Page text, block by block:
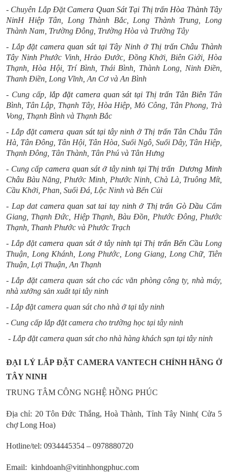
- Chuyên Lắp Đặt Camera Quan Sát Tại Thị trấn Hòa Thành Tây
NinH Hiệp Tân, Long Thành Bắc, Long Thành Trung, Long
Thành Nam, Trường Đông, Trường Hòa và Trường Tây
- Lắp đặt camera quan sát tại Tây Ninh ở Thị trấn Châu Thành
Tây Ninh Phước Vinh, Hrảo Đước, Đồng Khởi, Biên Giới, Hòa
Thạnh, Hòa Hội, Trí Bình, Thái Bình, Thành Long, Ninh Điền,
Thanh Điền, Long Vĩnh, An Cơ và An Bình
- Cung cấp, lắp đặt camera quan sát tại Thị trấn Tân Biên Tân
Bình, Tân Lập, Thạnh Tây, Hòa Hiệp, Mỏ Công, Tân Phong, Trà
Vong, Thạnh Bình và Thạnh Bắc
- Lắp đặtcamera quan sát tại tây ninh ở Thị trấn Tân Châu Tân
Hà, Tân Đông, Tân Hội, Tân Hòa, Suối Ngô, Suối Dây, Tân Hiệp,
Thạnh Đông, Tân Thành, Tân Phú và Tân Hưng
- Cung cấp camera quan sát ở tây ninh tại Thị trấn Dương Minh
Châu Bàu Năng, Phước Minh, Phước Ninh, Chà Là, Truông Mít,
Cầu Khởi, Phan, Suối Đá, Lộc Ninh và Bến Củi
- Lap dat camera quan sat tai tay ninh ở Thị trấn Gò Dầu Cẩm
Giang, Thạnh Đức, Hiệp Thạnh, Bàu Đồn, Phước Đông, Phước
Thạnh, Thanh Phước và Phước Trạch
- Lắp đặtcamera quan sát ở tây ninh tại Thị trấn Bến Cầu Long
Thuận, Long Khánh, Long Phước, Long Giang, Long Chữ, Tiên
Thuận, Lợi Thuận, An Thạnh
- Lắp đặt camera quan sát cho các văn phòng công ty, nhà máy,
nhà xưởng sản xuất tại tây ninh
- Lắp đặt camera quan sát cho nhà ở tại tây ninh
- Cung cấp lắp đặt camera cho trường học tại tây ninh
- Lắp đặt camera quan sát cho nhà hàng khách sạn tại tây ninh
ĐẠI LÝ LẮP ĐẶT CAMERA VANTECH CHÍNH HÃNG Ở
TÂY NINH
TRUNG TÂM CÔNG NGHỆ HỒNG PHÚC
Địa chỉ: 20 Tôn Đức Thắng, Hoà Thành, Tỉnh Tây Ninh( Cửa 5
chợ Long Hoa)
Hotline/tel: 0934445354 – 0978880720
Email: kinhdoanh@vitinhhongphuc.com